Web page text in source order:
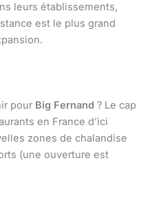
leurs établissements,
est le plus grand
pour Big Fernand ? Le cap
en France d’ici
zones de chalandise
(une ouverture est